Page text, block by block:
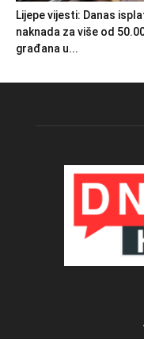
Lijepe vijesti: Danas
naknada za više od
građana u...